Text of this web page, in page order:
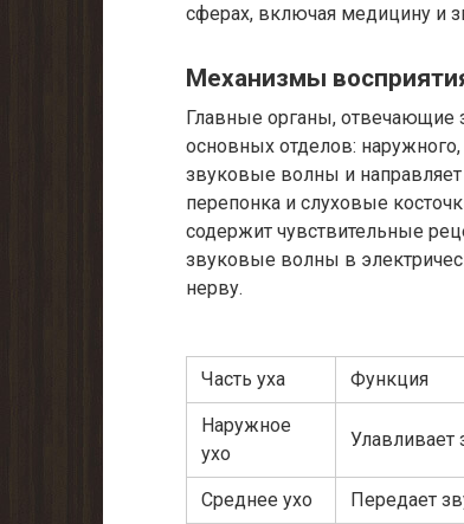
сферах, включая медицину и
Механизмы
Главные органы, отвечающие
основных отделов:
звуковые волны и направляет
перепонка и слуховые
содержит чувствительные
звуковые волны в
нерву.
Часть уха Функция
Наружное
ухо
Улавливает
Среднее ухо Передает